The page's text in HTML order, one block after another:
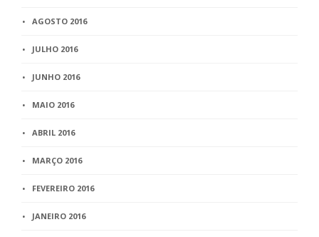
AGOSTO 2016
JULHO 2016
JUNHO 2016
MAIO 2016
ABRIL 2016
MARÇO 2016
FEVEREIRO 2016
JANEIRO 2016